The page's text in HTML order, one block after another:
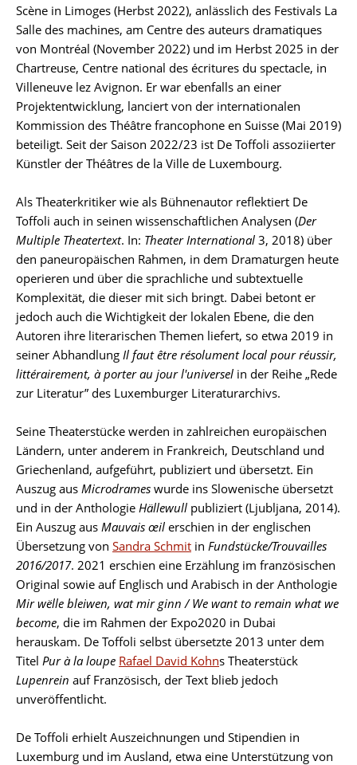
Scène in Limoges (Herbst 2022), anlässlich des Festivals La
Salle des machines, am Centre des auteurs dramatiques
von Montréal (November 2022) und im Herbst 2025 in der
Chartreuse, Centre national des écritures du spectacle, in
Villeneuve lez Avignon. Er war ebenfalls an einer
Projektentwicklung, lanciert von der internationalen
Kommission des Théâtre francophone en Suisse (Mai 2019)
beteiligt. Seit der Saison 2022/23 ist De Toffoli assoziierter
Künstler der Théâtres de la Ville de Luxembourg.
Als Theaterkritiker wie als Bühnenautor reflektiert De
Toffoli auch in seinen wissenschaftlichen Analysen (Der
Multiple Theatertext. In: Theater International 3, 2018) über
den paneuropäischen Rahmen, in dem Dramaturgen heute
operieren und über die sprachliche und subtextuelle
Komplexität, die dieser mit sich bringt. Dabei betont er
jedoch auch die Wichtigkeit der lokalen Ebene, die den
Autoren ihre literarischen Themen liefert, so etwa 2019 in
seiner Abhandlung Il faut être résolument local pour réussir,
littérairement, à porter au jour l'universel in der Reihe „Rede
zur Literatur” des Luxemburger Literaturarchivs.
Seine Theaterstücke werden in zahlreichen europäischen
Ländern, unter anderem in Frankreich, Deutschland und
Griechenland, aufgeführt, publiziert und übersetzt. Ein
Auszug aus Microdrames wurde ins Slowenische übersetzt
und in der Anthologie Hällewull publiziert (Ljubljana, 2014).
Ein Auszug aus Mauvais œil erschien in der englischen
Übersetzung von Sandra Schmit in Fundstücke/Trouvailles
2016/2017. 2021 erschien eine Erzählung im französischen
Original sowie auf Englisch und Arabisch in der Anthologie
Mir wëlle bleiwen, wat mir ginn / We want to remain what we
become, die im Rahmen der Expo2020 in Dubai
herauskam. De Toffoli selbst übersetzte 2013 unter dem
Titel Pur à la loupe Rafael David Kohns Theaterstück
Lupenrein auf Französisch, der Text blieb jedoch
unveröffentlicht.
De Toffoli erhielt Auszeichnungen und Stipendien in
Luxemburg und im Ausland, etwa eine Unterstützung von